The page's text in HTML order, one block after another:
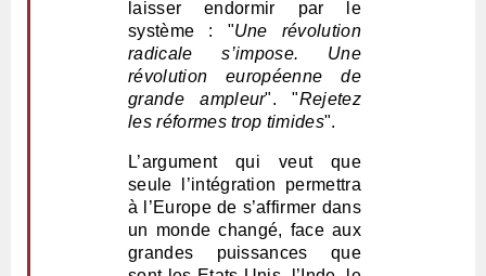
laisser endormir par le
système : "Une révolution
radicale s’impose. Une
révolution européenne de
grande ampleur". "Rejetez
les réformes trop timides".
L’argument qui veut que
seule l’intégration permettra
à l’Europe de s’affirmer dans
un monde changé, face aux
grandes puissances que